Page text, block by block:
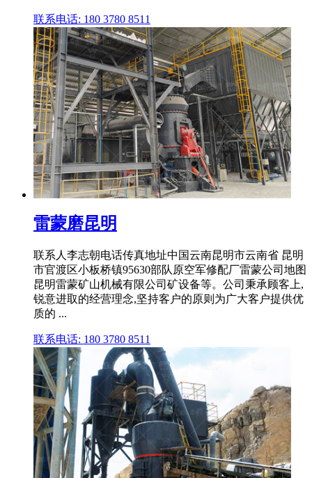
联系电话: 180 3780 8511
雷蒙磨昆明
联系人李志朝电话传真地址中国云南昆明市云南省 昆明
市官渡区小板桥镇95630部队原空军修配厂雷蒙公司地图
昆明雷蒙矿山机械有限公司矿设备等。公司秉承顾客上,
锐意进取的经营理念,坚持客户的原则为广大客户提供优
质的 ...
联系电话: 180 3780 8511